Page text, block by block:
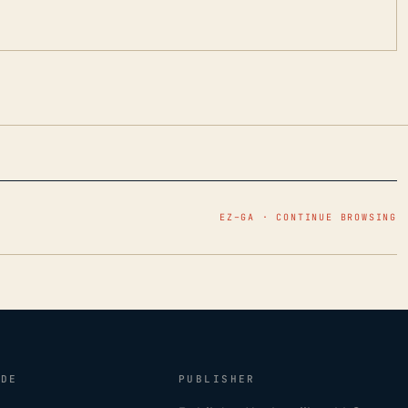
EZ–GA · CONTINUE BROWSING
PUBLISHER